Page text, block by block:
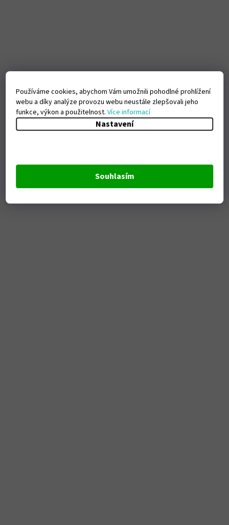
Používáme cookies, abychom Vám umožnili pohodlné prohlížení
webu a díky analýze provozu webu neustále zlepšovali jeho
funkce, výkon a použitelnost.Více informací
Nastavení
Souhlasím